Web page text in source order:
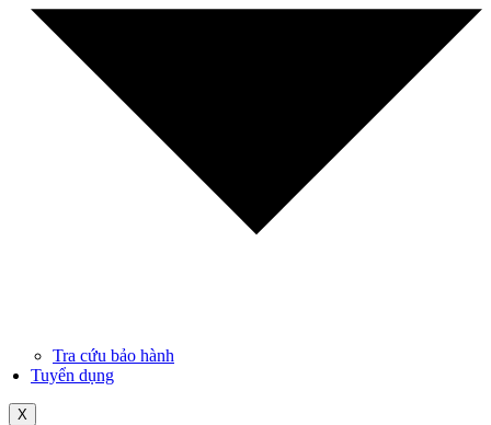
Tra cứu bảo hành
Tuyển dụng
X